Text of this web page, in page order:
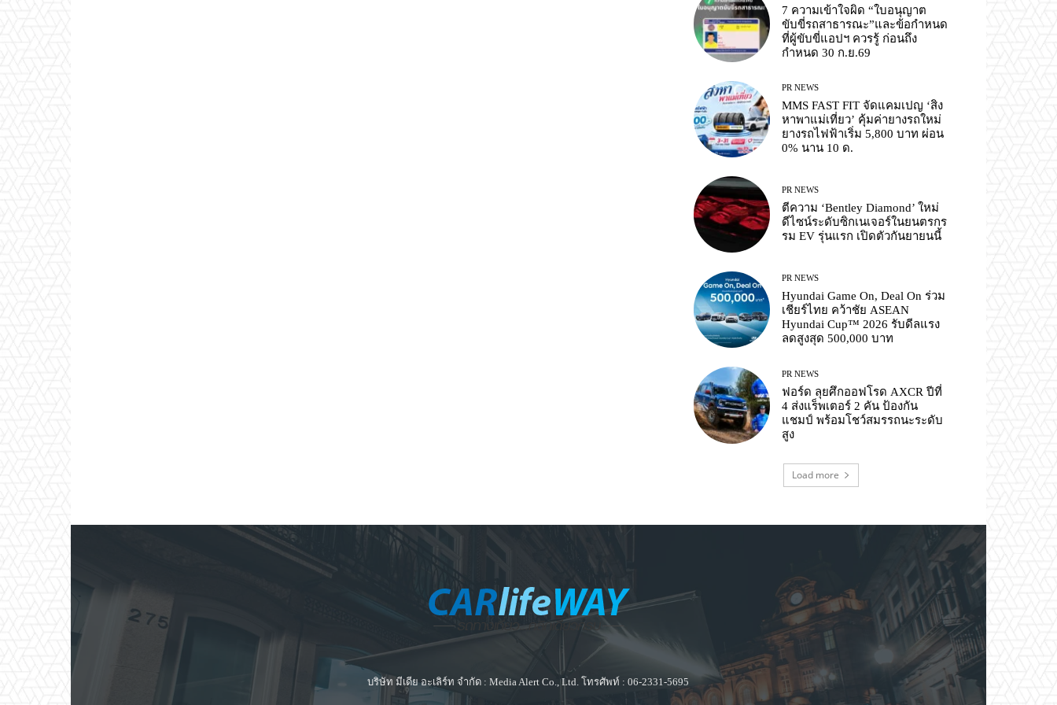
7 ความเข้าใจผิด “ใบอนุญาต
ขับขี่รถสาธารณะ”และข้อกำหนด
ที่ผู้ขับขี่แอปฯ ควรรู้ ก่อนถึง
กำหนด 30 ก.ย.69
PR NEWS
MMS FAST FIT จัดแคมเปญ ‘สิง
หาพาแม่เที่ยว’ คุ้มค่ายางรถใหม่
ยางรถไฟฟ้าเริ่ม 5,800 บาท ผ่อน
0% นาน 10 ด.
PR NEWS
ตีความ ‘Bentley Diamond’ ใหม่
ดีไซน์ระดับซิกเนเจอร์ในยนตรกร
รม EV รุ่นแรก เปิดตัวกันยายนนี้
PR NEWS
Hyundai Game On, Deal On ร่วม
เชียร์ไทย คว้าชัย ASEAN
Hyundai Cup™ 2026 รับดีลแรง
ลดสูงสุด 500,000 บาท
PR NEWS
ฟอร์ด ลุยศึกออฟโรด AXCR ปีที่
4 ส่งแร็พเตอร์ 2 คัน ป้องกัน
แชมป์ พร้อมโชว์สมรรถนะระดับ
สูง
Load more
บริษัท มีเดีย อะเลิร์ท จำกัด : Media Alert Co., Ltd. โทรศัพท์ : 06-2331-5695